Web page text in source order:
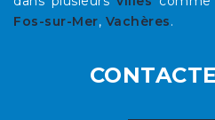
Fos-sur-Mer, Vachères.